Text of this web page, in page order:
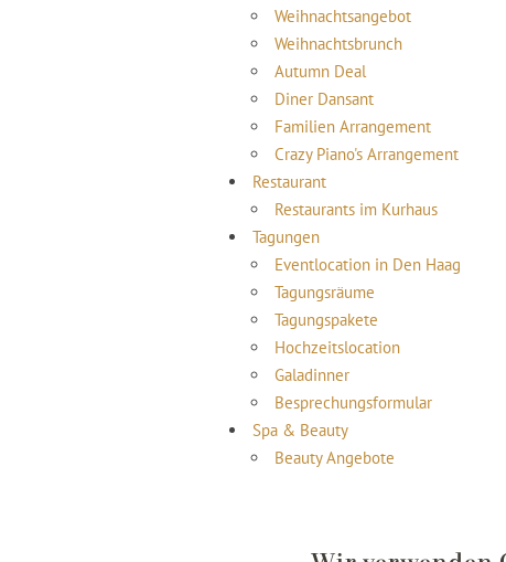
Weihnachtsangebot
Weihnachtsbrunch
Autumn Deal
Diner Dansant
Familien Arrangement
Crazy Piano's Arrangement
Restaurant
Restaurants im Kurhaus
Tagungen
Eventlocation in Den Haag
Tagungsräume
Tagungspakete
Hochzeitslocation
Galadinner
Besprechungsformular
Spa & Beauty
Beauty Angebote